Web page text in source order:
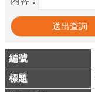
息
關
介
紹